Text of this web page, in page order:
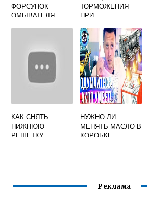
ФОРСУНОК
ОМЫВАТЕЛЯ
ТОРМОЖЕНИЯ
ПРИ
И СЕЙЧАС
НЕДОСТУПНА
ШКОДА ОКТАВИЯ
А7
КАК СНЯТЬ
НИЖНЮЮ
РЕШЕТКУ
НУЖНО ЛИ
МЕНЯТЬ МАСЛО В
КОРОБКЕ
Реклама